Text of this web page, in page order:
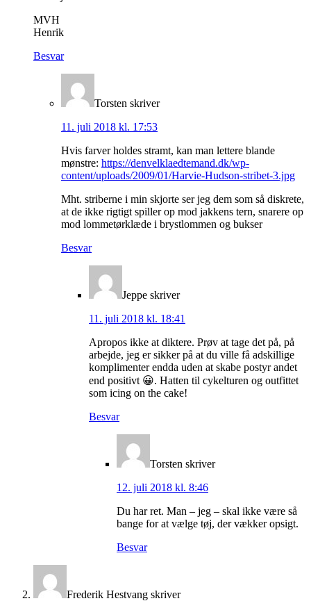
MVH
Henrik
Besvar
Torsten skriver
11. juli 2018 kl. 17:53
Hvis farver holdes stramt, kan man lettere blande
mønstre: https://denvelklaedtemand.dk/wp-
content/uploads/2009/01/Harvie-Hudson-stribet-3.jpg
Mht. striberne i min skjorte ser jeg dem som så diskrete,
at de ikke rigtigt spiller op mod jakkens tern, snarere op
mod lommetørklæde i brystlommen og bukser
Besvar
Jeppe skriver
11. juli 2018 kl. 18:41
Apropos ikke at diktere. Prøv at tage det på, på
arbejde, jeg er sikker på at du ville få adskillige
komplimenter endda uden at skabe postyr andet
end positivt 😀. Hatten til cykelturen og outfittet
som icing on the cake!
Besvar
Torsten skriver
12. juli 2018 kl. 8:46
Du har ret. Man – jeg – skal ikke være så
bange for at vælge tøj, der vækker opsigt.
Besvar
Frederik Hestvang skriver